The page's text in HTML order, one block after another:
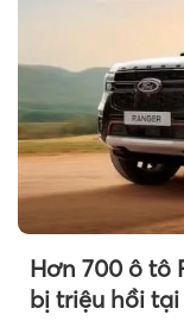
Hơn 700 ô tô
bị triệu hồi